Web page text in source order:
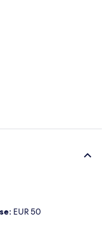
EUR 50